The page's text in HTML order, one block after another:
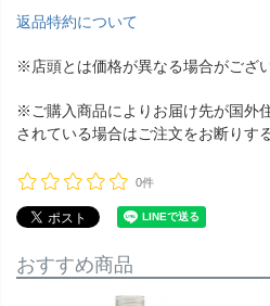
返品特約について
※店頭とは価格が異なる場合がござ
※ご購入商品によりお届け先が国外
されている場合はご注文をお断りす
0件
おすすめ商品